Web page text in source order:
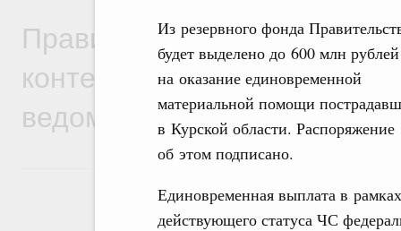
Из резервного фонда
будет выделено до 600 млн рублей
на оказание единовременной
материальной помощи
в Курской области. Распоряжение
об этом подписано.
Единовременная выплата в рамках
действующего статуса ЧС
Правительственная
контексте работы
ведомств